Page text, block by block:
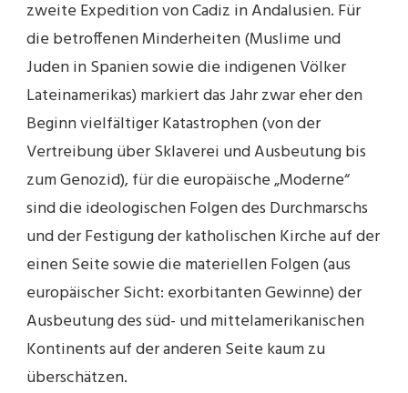
zweite Expedition von Cadiz in Andalusien. Für
die betroffenen Minderheiten (Muslime und
Juden in Spanien sowie die indigenen Völker
Lateinamerikas) markiert das Jahr zwar eher den
Beginn vielfältiger Katastrophen (von der
Vertreibung über Sklaverei und Ausbeutung bis
zum Genozid), für die europäische „Moderne“
sind die ideologischen Folgen des Durchmarschs
und der Festigung der katholischen Kirche auf der
einen Seite sowie die materiellen Folgen (aus
europäischer Sicht: exorbitanten Gewinne) der
Ausbeutung des süd- und mittelamerikanischen
Kontinents auf der anderen Seite kaum zu
überschätzen.